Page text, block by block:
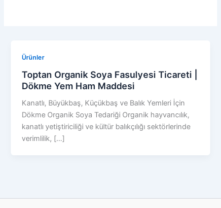
Ürünler
Toptan Organik Soya Fasulyesi Ticareti |
Dökme Yem Ham Maddesi
Kanatlı, Büyükbaş, Küçükbaş ve Balık Yemleri İçin
Dökme Organik Soya Tedariği Organik hayvancılık,
kanatlı yetiştiriciliği ve kültür balıkçılığı sektörlerinde
verimlilik, […]